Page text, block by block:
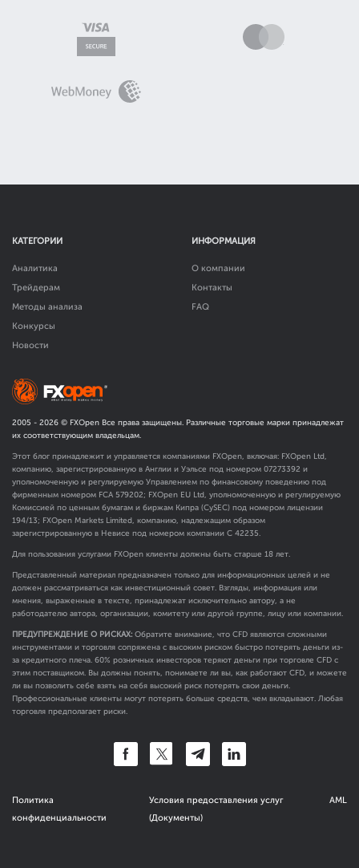
КАТЕГОРИИ
Аналитика
Трейдерам
Методы анализа
Конкурсы
Новости
ИНФОРМАЦИЯ
О компании
Контакты
FAQ
2005 - 2026 © FXOpen Все права защищены. Различные торговые марки принадлежат
их соответствующим владельцам.
Этот блог принадлежит и управляется компаниями FXOpen, включая: FXOpen Ltd,
компанию, зарегистрированную в Англии и Уэльсе под номером 07273392 и
уполномоченную и регулируемую Управлением по финансовому поведению под
фирменным номером FCA 579202; FXOpen EU Ltd, уполномоченную и регулируемую
Комиссией по ценным бумагам и биржам Кипра (CySEC) под номером лицензии
194/13; FXOpen Markets Limited, компанию, надлежащим образом
зарегистрированную в Невисе под номером компании C 42235.
Для пользования услугами FXOpen клиенты должны быть старше 18 лет.
Представленный материал предназначен только для информационных целей и не
должен рассматриваться как инвестиционный совет. Взгляды, информация или
мнения, выраженные в тексте, принадлежат исключительно автору, а не
работодателю автора, организации, комитету или другой группе, лицу или компании.
ПРЕДУПРЕЖДЕНИЕ О РИСКАХ: Обратите внимание, что CFD являются сложными
инструментами и торговля сопряжена с высоким риском быстро потерять деньги из-
за кредитного плеча. 60% розничных инвесторов теряют деньги при торговле CFD с
этим поставщиком. Вы должны понять, понимаете ли вы, как работают CFD, и можете
ли вы позволить себе взять на себя высокий риск потерять свои деньги.
Профессиональные клиенты могут потерять больше средств, чем вкладывают. Любая
торговля предполагает риски.
Политика
конфиденциальности
Условия предоставления услуг
(Документы)
AML